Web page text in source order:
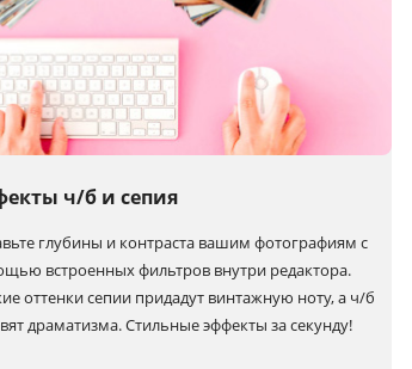
ч/б и сепия
глубины и контраста вашим фотографиям с
встроенных фильтров внутри редактора.
оттенки сепии придадут винтажную ноту, а ч/б
драматизма. Стильные эффекты за секунду!